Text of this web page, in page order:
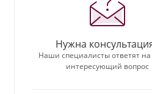
Нужна
Наши специалисты ответят
интересующий вопрос